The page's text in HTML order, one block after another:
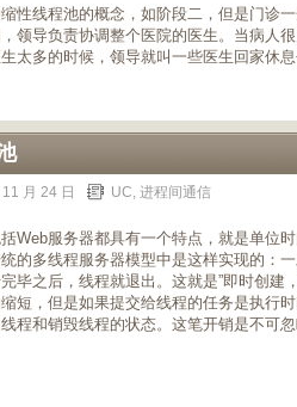
性线程池的概念，如阶段二，但是门诊
领导负责协调整个医院的医生。当病人
太多的时候，领导就叫一些医生回家休息
月 24 日 UC, 进程间通信
Web服务器都具有一个特点，就是单位
的多线程服务器模型中是这样实现的：
毕之后，线程就退出。这就是”即时创建
短，但是如果提交给线程的任务是执行
程和销毁线程的状态。这笔开销是不可